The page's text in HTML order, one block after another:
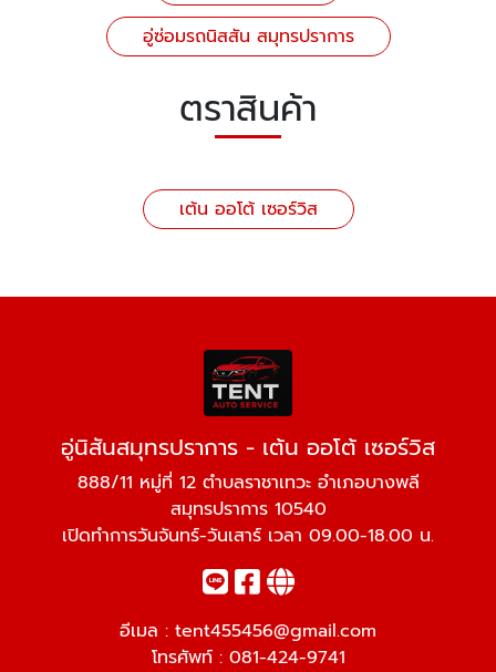
อู่ซ่อมรถนิสสัน สมุทรปราการ
ตราสินค้า
เต้น ออโต้ เซอร์วิส
อู่นิสันสมุทรปราการ - เต้น ออโต้ เซอร์วิส
888/11 หมู่ที่ 12 ตำบลราชาเทวะ อำเภอบางพลี
สมุทรปราการ 10540
เปิดทำการวันจันทร์-วันเสาร์ เวลา 09.00-18.00 น.
อีเมล : tent455456@gmail.com
โทรศัพท์ : 081-424-9741